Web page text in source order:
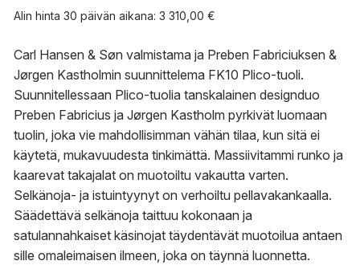
Alin hinta 30 päivän aikana: 3 310,00 €
Carl Hansen & Søn valmistama ja Preben Fabriciuksen &
Jørgen Kastholmin suunnittelema FK10 Plico-tuoli.
Suunnitellessaan Plico-tuolia tanskalainen designduo
Preben Fabricius ja Jørgen Kastholm pyrkivät luomaan
tuolin, joka vie mahdollisimman vähän tilaa, kun sitä ei
käytetä, mukavuudesta tinkimättä. Massiivitammi runko ja
kaarevat takajalat on muotoiltu vakautta varten.
Selkänoja- ja istuintyynyt on verhoiltu pellavakankaalla.
Säädettävä selkänoja taittuu kokonaan ja
satulannahkaiset käsinojat täydentävät muotoilua antaen
sille omaleimaisen ilmeen, joka on täynnä luonnetta.